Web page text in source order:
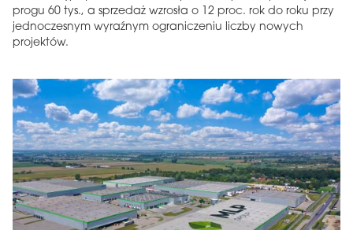
progu 60 tys., a sprzedaż wzrosła o 12 proc. rok do roku przy
jednoczesnym wyraźnym ograniczeniu liczby nowych
projektów.